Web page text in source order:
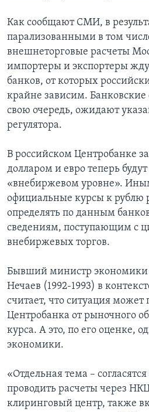
Как сообщают СМИ, в
парализованными в том
внешнеторговые расчеты
импортеры и экспортеры
банков, от которых
крайне зависим. Банковские
свою очередь, ожидают
регулятора.
В российском Центробанке
долларом и евро теперь
«внебиржевом уровне».
официальные курсы к рублю
определять по данным
сведениям, поступающим с
внебиржевых торгов.
Бывший министр экономики
Нечаев (1992-1993) в
считает, что ситуация может
Центробанка от рыночного
курса. А это, по его оценке,
экономики.
«Отдельная тема –
проводить расчеты через
клиринговый центр, также